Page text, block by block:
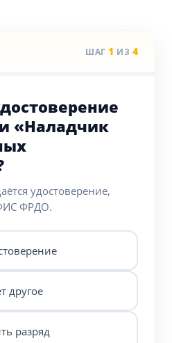
ШАГ 1 ИЗ 4
«Наладчик
удостоверение,
ФРДО.
другое
разряд